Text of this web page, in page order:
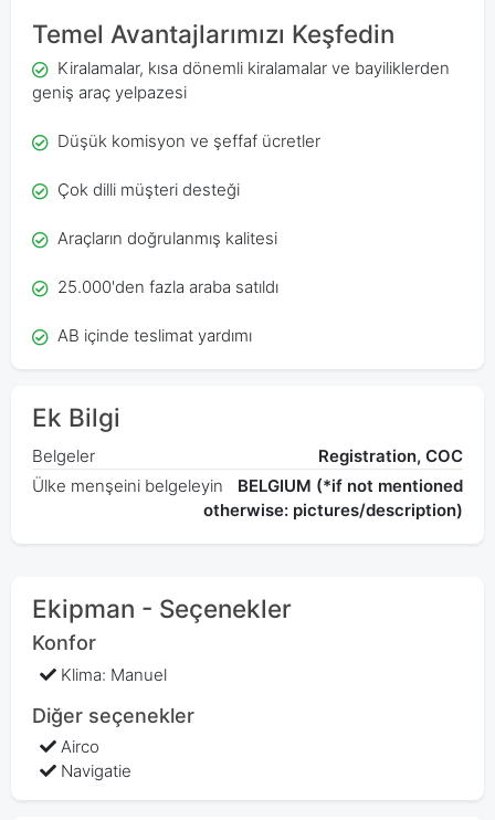
Temel Avantajlarımızı Keşfedin
Kiralamalar, kısa dönemli kiralamalar ve bayiliklerden
geniş araç yelpazesi
Düşük komisyon ve şeffaf ücretler
Çok dilli müşteri desteği
Araçların doğrulanmış kalitesi
25.000'den fazla araba satıldı
AB içinde teslimat yardımı
Ek Bilgi
Belgeler
Registration, COC
Ülke menşeini belgeleyin
BELGIUM (*if not mentioned
otherwise: pictures/description)
Ekipman - Seçenekler
Konfor
Klima: Manuel
Diğer seçenekler
Airco
Navigatie